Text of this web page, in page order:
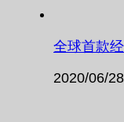
全球首款
2020/06/28